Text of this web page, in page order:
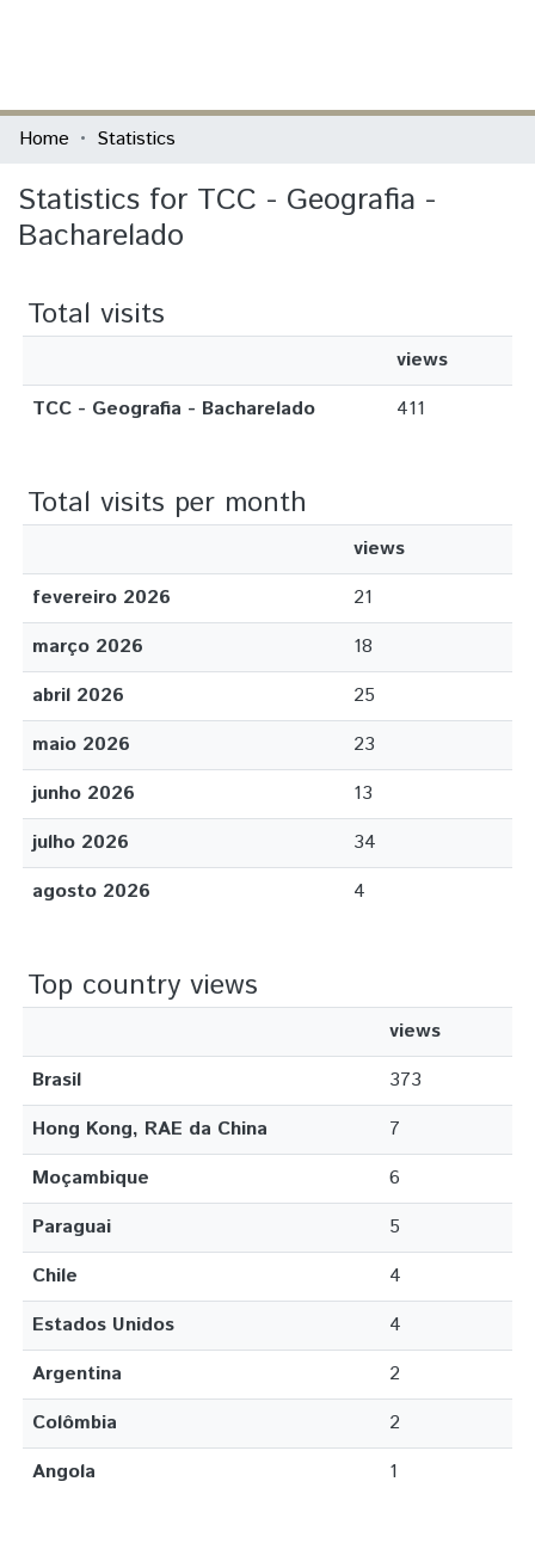
Communities & Collections
All of DSpace
Home Statistics
Statistics for TCC - Geografia -
Bacharelado
Total visits
views
TCC - Geografia - Bacharelado
411
Total visits per month
views
fevereiro 2026
21
março 2026
18
abril 2026
25
maio 2026
23
junho 2026
13
julho 2026
34
agosto 2026
4
Top country views
views
Brasil
373
Hong Kong, RAE da China
7
Moçambique
6
Paraguai
5
Chile
4
Estados Unidos
4
Argentina
2
Colômbia
2
Angola
1